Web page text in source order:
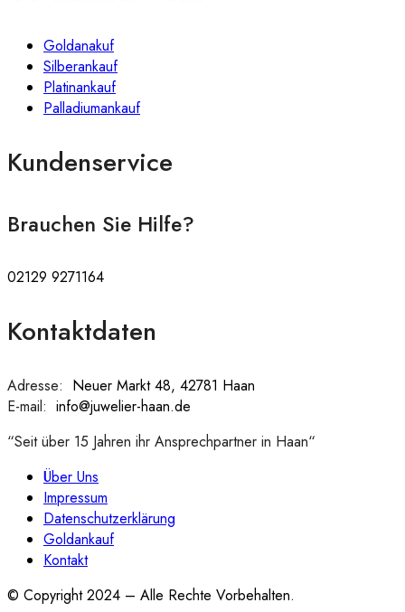
Goldanakuf
Silberankauf
Platinankauf
Palladiumankauf
Kundenservice
Brauchen Sie Hilfe?
02129 9271164
Kontaktdaten
Adresse: Neuer Markt 48, 42781 Haan
E-mail: info@juwelier-haan.de
“Seit über 15 Jahren ihr Ansprechpartner in Haan“
Über Uns
Impressum
Datenschutzerklärung
Goldankauf
Kontakt
© Copyright 2024 – Alle Rechte Vorbehalten.